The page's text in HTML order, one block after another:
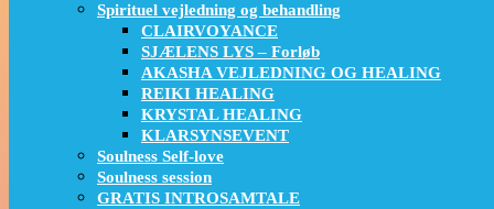
Spirituel vejledning og behandling
CLAIRVOYANCE
SJÆLENS LYS – Forløb
AKASHA VEJLEDNING OG HEALING
REIKI HEALING
KRYSTAL HEALING
KLARSYNSEVENT
Soulness Self-love
Soulness session
GRATIS INTROSAMTALE